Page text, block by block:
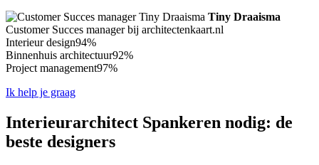
Tiny Draaisma
Customer Succes manager bij architectenkaart.nl
Interieur design94%
Binnenhuis architectuur92%
Project management97%
Ik help je graag
Interieurarchitect Spankeren nodig: de
beste designers